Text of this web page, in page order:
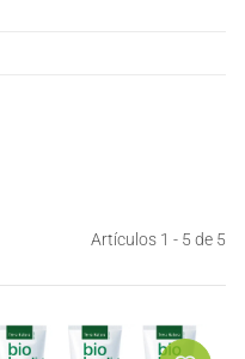
Artículos 1 - 5 de 5